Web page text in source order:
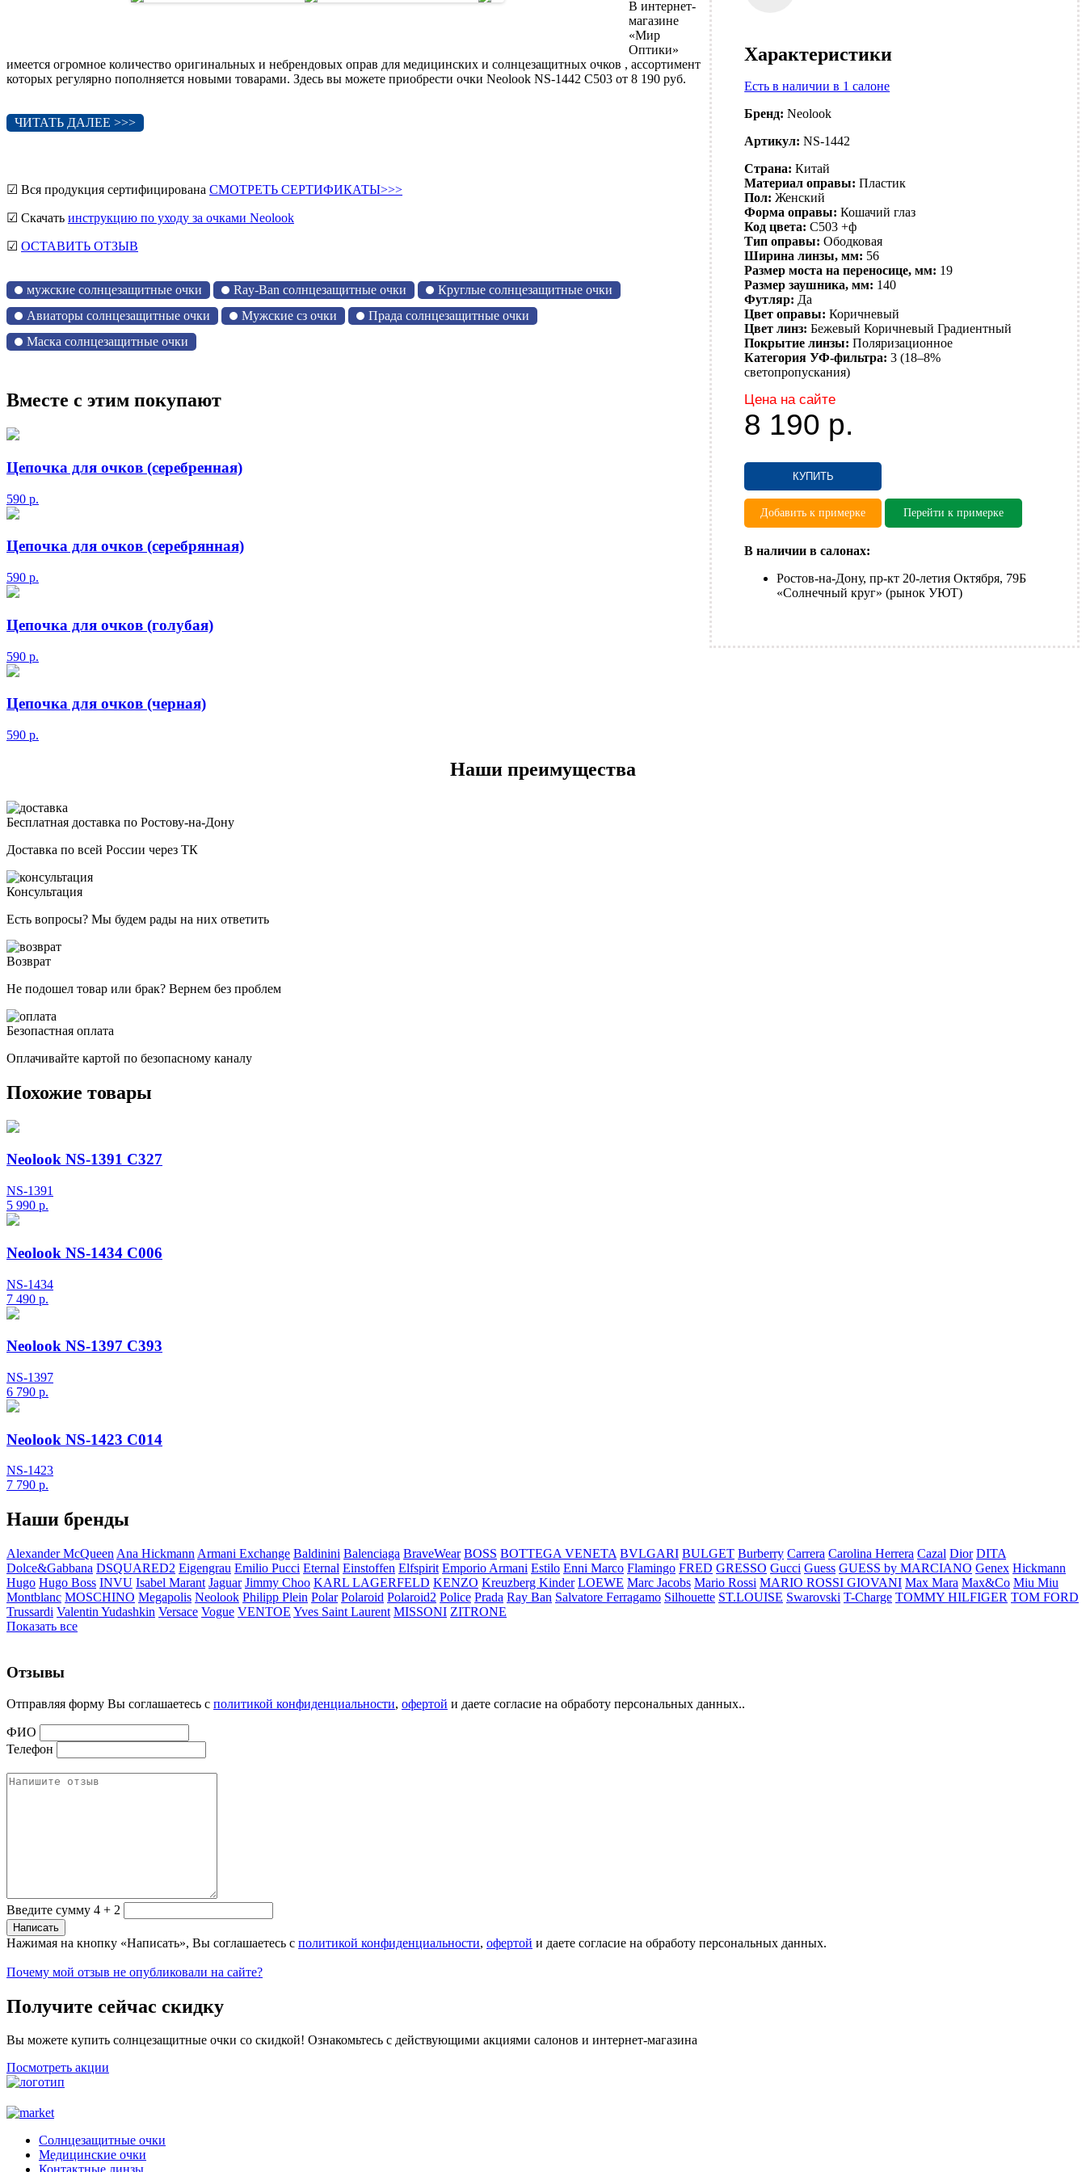
Характеристики
Есть в наличии в 1 салоне
Бренд:Neolook
Артикул: NS-1442
Страна: Китай
Материал оправы: Пластик
Пол: Женский
Форма оправы: Кошачий глаз
Код цвета: C503 +ф
Тип оправы: Ободковая
Ширина линзы, мм: 56
Размер моста на переносице, мм: 19
Размер заушника, мм: 140
Футляр: Да
Цвет оправы: Коричневый
Цвет линз: Бежевый Коричневый Градиентный
Покрытие линзы: Поляризационное
Категория УФ-фильтра: 3 (18–8%
светопропускания)
Цена на сайте
8 190 р.
КУПИТЬ
Добавить к примерке Перейти к примерке
В наличии в салонах:
Ростов-на-Дону, пр-кт 20-летия Октября, 79Б
«Солнечный круг» (рынок УЮТ)
В интернет-
магазине
«Мир
Оптики»
имеется огромное количество оригинальных и небрендовых оправ для медицинских и солнцезащитных очков , ассортимент
которых регулярно пополняется новыми товарами. Здесь вы можете приобрести очки Neolook NS-1442 C503 от 8 190 руб.
ЧИТАТЬ ДАЛЕЕ >>>
☑ Вся продукция сертифицирована СМОТРЕТЬ СЕРТИФИКАТЫ>>>
☑ Скачать инструкцию по уходу за очками Neolook
☑ ОСТАВИТЬ ОТЗЫВ
мужские солнцезащитные очки Ray-Ban солнцезащитные очки
Круглые солнцезащитные очки
Авиаторы солнцезащитные очки
Мужские сз очки
Прада солнцезащитные очки
Маска солнцезащитные очки
Вместе с этим покупают
Цепочка для очков (серебренная)
590 р.
Цепочка для очков (серебрянная)
590 р.
Цепочка для очков (голубая)
590 р.
Цепочка для очков (черная)
590 р.
Наши преимущества
Бесплатная доставка по Ростову-на-Дону
Доставка по всей России через ТК
Консультация
Есть вопросы? Мы будем рады на них ответить
Возврат
Не подошел товар или брак? Вернем без проблем
Безопастная оплата
Оплачивайте картой по безопасному каналу
Похожие товары
Neolook NS-1391 C327
NS-1391
5 990 р.
Neolook NS-1434 C006
NS-1434
7 490 р.
Neolook NS-1397 C393
NS-1397
6 790 р.
Neolook NS-1423 C014
NS-1423
7 790 р.
Наши бренды
Alexander McQueen Ana Hickmann Armani Exchange Baldinini Balenciaga BraveWear BOSS BOTTEGA VENETA BVLGARI BULGET Burberry Carrera Carolina Herrera Cazal Dior DITA
Dolce&Gabbana DSQUARED2 Eigengrau Emilio Pucci Eternal Einstoffen Elfspirit Emporio Armani Estilo Enni Marco Flamingo FRED GRESSO Gucci Guess GUESS by MARCIANO Genex Hickmann
Hugo Hugo Boss INVU Isabel Marant Jaguar Jimmy Choo KARL LAGERFELD KENZO Kreuzberg Kinder LOEWE Marc Jacobs Mario Rossi MARIO ROSSI GIOVANI Max Mara Max&Co Miu Miu
Montblanc MOSCHINO Megapolis Neolook Philipp Plein Polar Polaroid Polaroid2 Police Prada Ray Ban Salvatore Ferragamo Silhouette ST.LOUISE Swarovski T-Charge TOMMY HILFIGER TOM FORD
Trussardi Valentin Yudashkin Versace Vogue VENTOE Yves Saint Laurent MISSONI ZITRONE
Показать все
Отзывы
Отправляя форму Вы соглашаетесь с политикой конфиденциальности, офертой и даете согласие на обработу персональных данных..
ФИО
Телефон
Введите сумму 4 + 2
Нажимая на кнопку «Написать», Вы соглашаетесь с политикой конфиденциальности, офертой и даете согласие на обработу персональных данных.
Почему мой отзыв не опубликовали на сайте?
Получите сейчас скидку
Вы можете купить солнцезащитные очки со скидкой! Ознакомьтесь с действующими акциями салонов и интернет-магазина
Посмотреть акции
Солнцезащитные очки
Медицинские очки